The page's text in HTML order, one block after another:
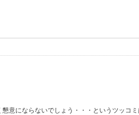
意にならないでしょう・・・というツッコ